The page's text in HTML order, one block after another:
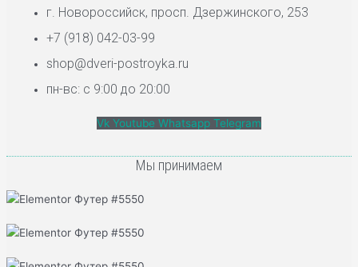
г. Новороссийск, просп. Дзержинского, 253
+7 (918) 042-03-99
shop@dveri-postroyka.ru
пн-вс: с 9:00 до 20:00
Vk Youtube Whatsapp Telegram
Мы принимаем